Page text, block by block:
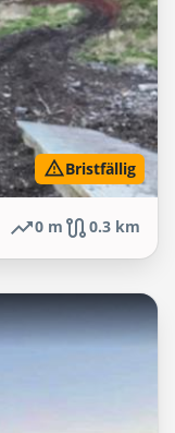
Bristfällig
0 m 0.3 km